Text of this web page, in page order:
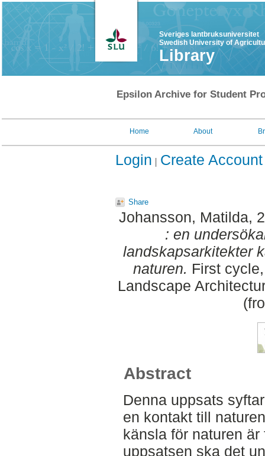
Sveriges lantbruksuniversitet
Swedish University of
Library
Epsilon Archive for Student
Home About
Login Create Account
Share
Johansson, Matilda,
: en
landskapsarkitekter
naturen. First
Landscape
Abstract
Denna uppsats
en kontakt till
känsla för naturen
uppsatsen ska det